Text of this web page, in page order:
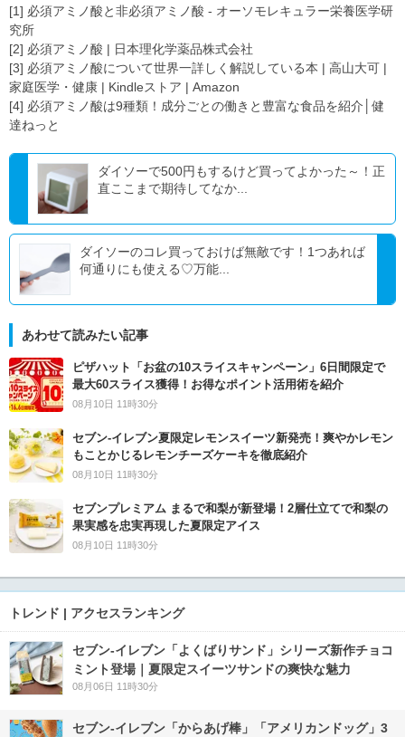
[1] 必須アミノ酸と非必須アミノ酸 - オーソモレキュラー栄養医学研
究所
[2] 必須アミノ酸 | 日本理化学薬品株式会社
[3] 必須アミノ酸について世界一詳しく解説している本 | 高山大可 |
家庭医学・健康 | Kindleストア | Amazon
[4] 必須アミノ酸は9種類！成分ごとの働きと豊富な食品を紹介│健
達ねっと
ダイソーで500円もするけど買ってよかった～！正
直ここまで期待してなか...
ダイソーのコレ買っておけば無敵です！1つあれば
何通りにも使える♡万能...
あわせて読みたい記事
ピザハット「お盆の10スライスキャンペーン」6日間限定で
最大60スライス獲得！お得なポイント活用術を紹介
08月10日 11時30分
セブン‐イレブン夏限定レモンスイーツ新発売！爽やかレモン
もことかじるレモンチーズケーキを徹底紹介
08月10日 11時30分
セブンプレミアム まるで和梨が新登場！2層仕立てで和梨の
果実感を忠実再現した夏限定アイス
08月10日 11時30分
トレンド | アクセスランキング
セブン‐イレブン「よくばりサンド」シリーズ新作チョコ
ミント登場｜夏限定スイーツサンドの爽快な魅力
08月06日 11時30分
セブン‐イレブン「からあげ棒」「アメリカンドッグ」3